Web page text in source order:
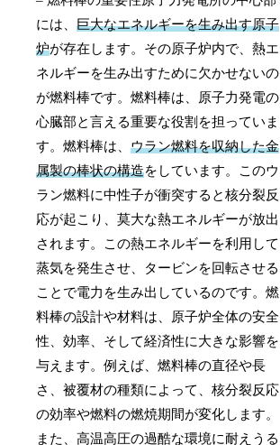
には、巨大なエネルギーを生み出す原子
炉が存在します。その原子炉内で、熱エ
ネルギーを生み出すために欠かせないの
が燃料棒です。燃料棒は、原子力発電の
心臓部と言える重要な役割を担っていま
す。燃料棒は、ウラン燃料を収納した金
属製の棒状の構造をしています。このウ
ラン燃料に中性子が衝突すると核分裂反
応が起こり、莫大な熱エネルギーが放出
されます。この熱エネルギーを利用して
蒸気を発生させ、タービンを回転させる
ことで電力を生み出しているのです。燃
料棒の設計や材料は、原子炉全体の安全
性、効率、そして経済性に大きな影響を
与えます。例えば、燃料棒の直径や長
さ、被覆材の種類によって、核分裂反応
の効率や燃料の燃焼期間が変化します。
また、高温高圧の過酷な環境に耐えうる